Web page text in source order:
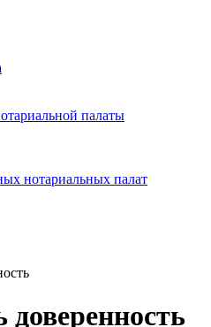
палаты
нотариальных палат